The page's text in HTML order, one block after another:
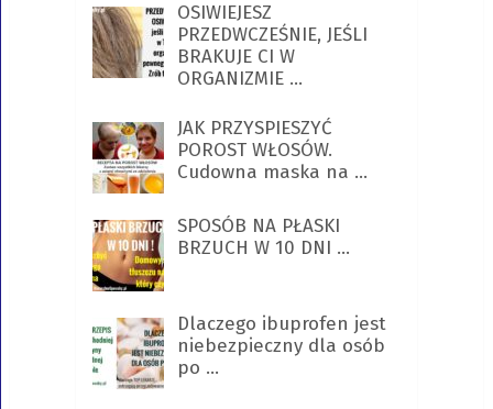
OSIWIEJESZ
PRZEDWCZEŚNIE, JEŚLI
BRAKUJE CI W
ORGANIZMIE …
JAK PRZYSPIESZYĆ
POROST WŁOSÓW.
Cudowna maska na …
SPOSÓB NA PŁASKI
BRZUCH W 10 DNI …
Dlaczego ibuprofen jest
niebezpieczny dla osób
po …